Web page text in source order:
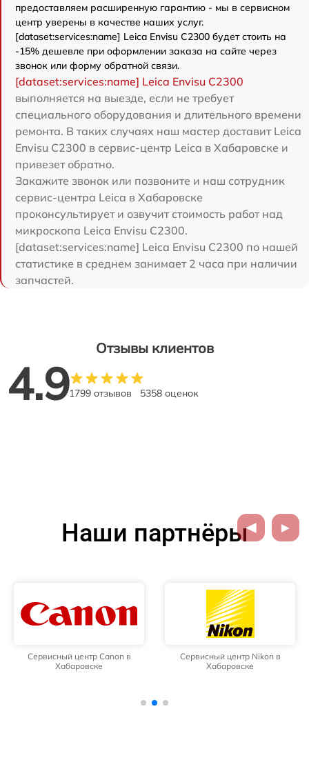
предоставляем расширенную гарантию - мы в сервисном
центр уверены в качестве наших услуг.
[dataset:services:name] Leica Envisu C2300 будет стоить на
-15% дешевле при оформлении заказа на сайте через
звонок или форму обратной связи.
[dataset:services:name] Leica Envisu C2300
выполняется на выезде, если не требует
специального оборудования и длительного времени
ремонта. В таких случаях наш мастер доставит Leica
Envisu C2300 в сервис-центр Leica в Хабаровске и
привезет обратно.
Закажите звонок или позвоните и наш сотрудник
сервис-центра Leica в Хабаровске
проконсультирует и озвучит стоимость работ над
микроскопа Leica Envisu C2300.
[dataset:services:name] Leica Envisu C2300 по нашей
статистике в среднем занимает 2 часа при наличии
запчастей.
Отзывы клиентов
4.91799 отзывов 5358 оценок
Наши партнёры
Сервисный центр Canon в
Хабаровске
Сервисный центр Nikon в
Хабаровске